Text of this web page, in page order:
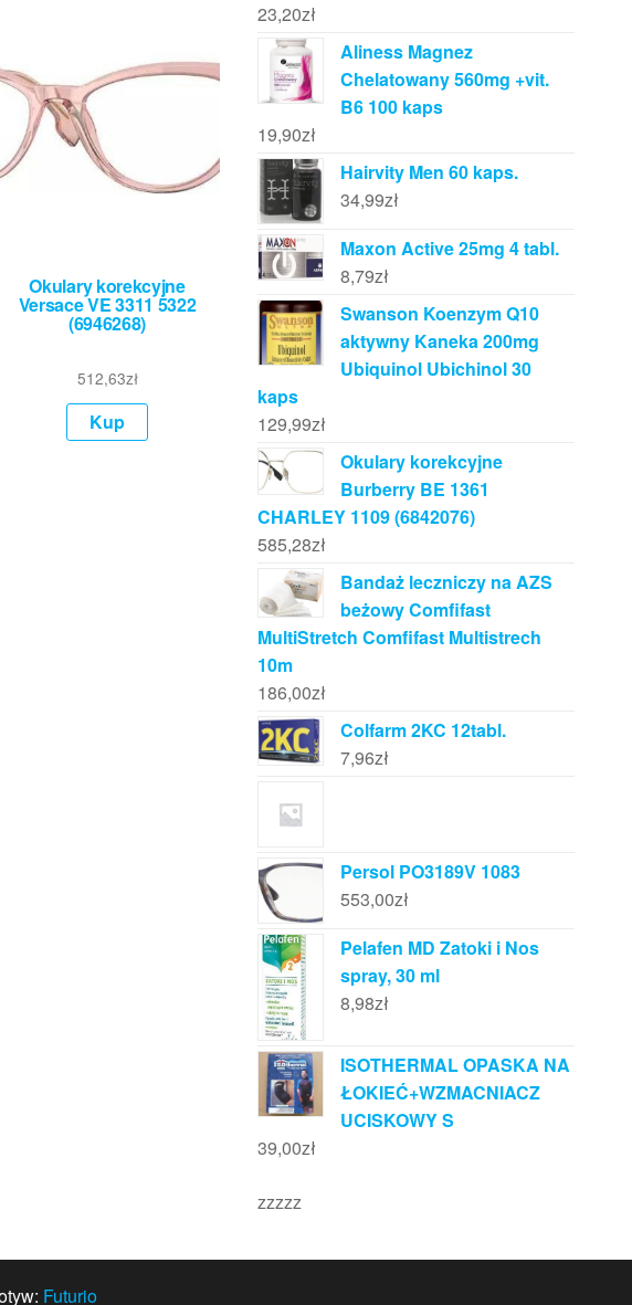
Okulary korekcyjne
Versace VE 3311 5322
(6946268)
512,63zł
Kup
23,20zł
Aliness Magnez
Chelatowany 560mg +vit.
B6 100 kaps
19,90zł
Hairvity Men 60 kaps.
34,99zł
Maxon Active 25mg 4 tabl.
8,79zł
Swanson Koenzym Q10
aktywny Kaneka 200mg
Ubiquinol Ubichinol 30
kaps
129,99zł
Okulary korekcyjne
Burberry BE 1361
CHARLEY 1109 (6842076)
585,28zł
Bandaż leczniczy na AZS
beżowy Comfifast
MultiStretch Comfifast Multistrech
10m
186,00zł
Colfarm 2KC 12tabl.
7,96zł
Persol PO3189V 1083
553,00zł
Pelafen MD Zatoki i Nos
spray, 30 ml
8,98zł
ISOTHERMAL OPASKA NA
ŁOKIEĆ+WZMACNIACZ
UCISKOWY S
39,00zł
zzzzz
Futurio